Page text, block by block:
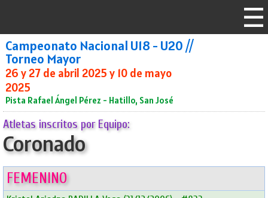
Campeonato Nacional U18 - U20 //
Torneo Mayor
26 y 27 de abril 2025 y 10 de mayo
2025
Pista Rafael Ángel Pérez - Hatillo, San José
Atletas inscritos por Equipo:
Coronado
FEMENINO